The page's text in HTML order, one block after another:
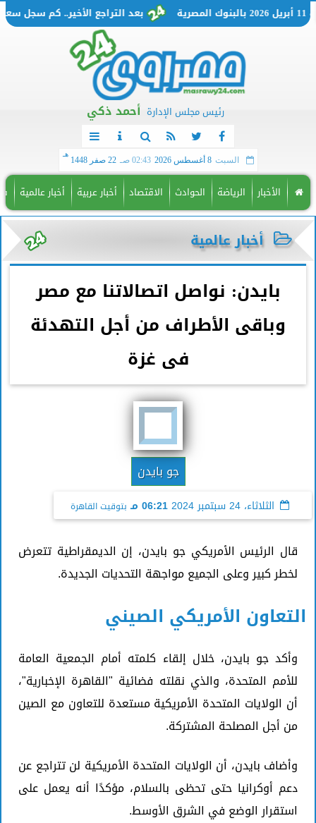
بعد التراجع الأخير.. كم سجل سعر الدولار اليوم السبت 11
رئيس مجلس الإدارة أحمد ذكي
السبت 8 أغسطس 2026 02:43 صـ 22 صفر 1448
هـ
الأخبار الرياضة الحوادث الاقتصاد أخبار عربية أخبار عالمية
أخبار عالمية
بايدن: نواصل اتصالاتنا مع مصر
وباقى الأطراف من أجل التهدئة
فى غزة
جو بايدن
الثلاثاء، 24 سبتمبر 2024 06:21 مـ بتوقيت القاهرة
قال الرئيس الأمريكي جو بايدن، إن الديمقراطية تتعرض
لخطر كبير وعلى الجميع مواجهة التحديات الجديدة.
التعاون الأمريكي الصيني
وأكد جو بايدن، خلال إلقاء كلمته أمام الجمعية العامة
للأمم المتحدة، والذي نقلته فضائية "القاهرة الإخبارية"،
أن الولايات المتحدة الأمريكية مستعدة للتعاون مع الصين
من أجل المصلحة المشتركة.
وأضاف بايدن، أن الولايات المتحدة الأمريكية لن تتراجع عن
دعم أوكرانيا حتى تحظى بالسلام، مؤكدًا أنه يعمل على
استقرار الوضع في الشرق الأوسط.